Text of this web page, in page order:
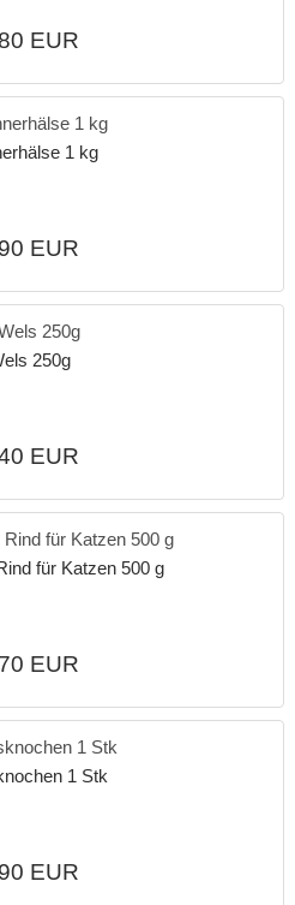
EUR
1 kg
EUR
250g
EUR
für Katzen 500 g
EUR
1 Stk
EUR